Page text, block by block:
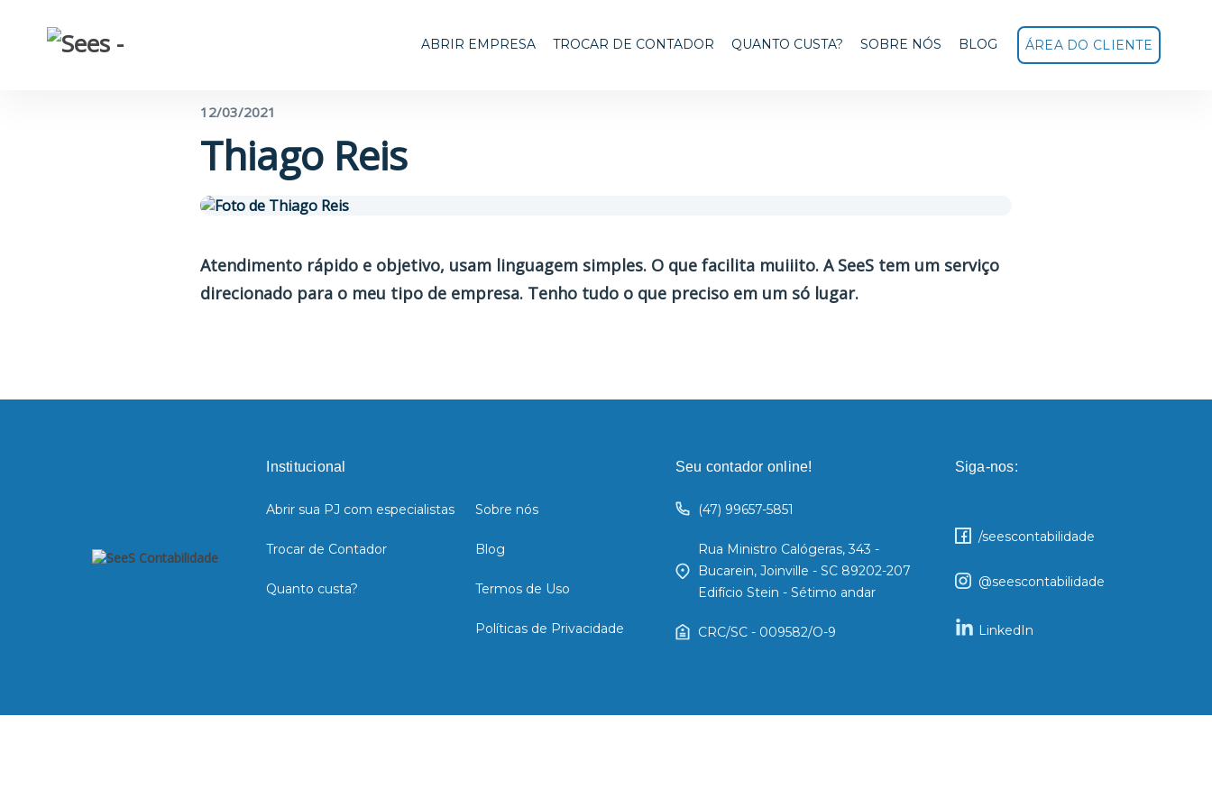
ABRIR EMPRESA TROCAR DE CONTADOR QUANTO CUSTA? SOBRE NÓS BLOG ÁREA DO CLIENTE
12/03/2021
Thiago Reis
Atendimento rápido e objetivo, usam linguagem simples. O que facilita muiiito. A SeeS tem um serviço
direcionado para o meu tipo de empresa. Tenho tudo o que preciso em um só lugar.
Institucional
Abrir sua PJ com especialistas
Trocar de Contador
Quanto custa?
Sobre nós
Blog
Termos de Uso
Políticas de Privacidade
Seu contador online!
(47) 99657-5851
Rua Ministro Calógeras, 343 -
Bucarein, Joinville - SC 89202-207
Edifício Stein - Sétimo andar
CRC/SC - 009582/O-9
Siga-nos:
/seescontabilidade
@seescontabilidade
LinkedIn